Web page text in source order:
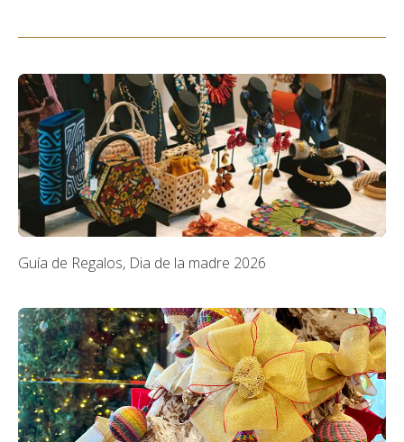
Guía de Regalos, Dia de la madre 2026